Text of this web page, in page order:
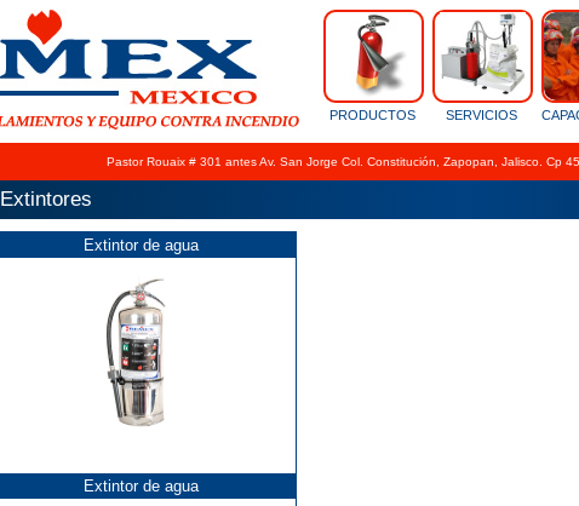
PRODUCTOS SERVICIOS
Pastor Rouaix # 301 antes Av. San Jorge Col. Constitución, Zapopan, Jalisco. Cp
Extintores
Extintor de agua
Extintor de agua